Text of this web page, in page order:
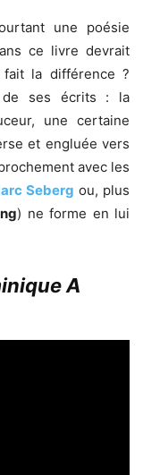
une poésie
ce livre devrait
fait la différence ?
de ses écrits : la
une certaine
et engluée vers
avec les
Seberg ou, plus
) ne forme en lui
A